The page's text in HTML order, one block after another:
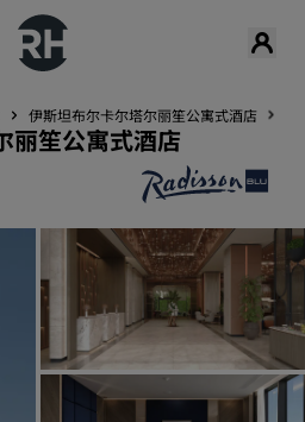
伊斯坦布尔卡尔塔尔丽笙公寓式酒店
丽笙公寓式酒店